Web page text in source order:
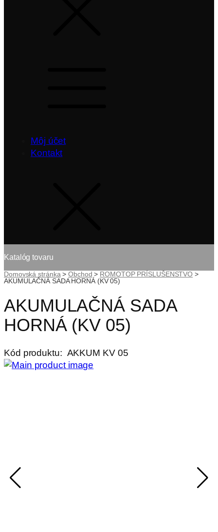
Môj účet
Kontakt
Katalóg tovaru
Domovská stránka >Obchod > ROMOTOP PRÍSLUŠENSTVO >
AKUMULAČNÁ SADA HORNÁ (KV 05)
AKUMULAČNÁ SADA
HORNÁ (KV 05)
Kód produktu: AKKUM KV 05